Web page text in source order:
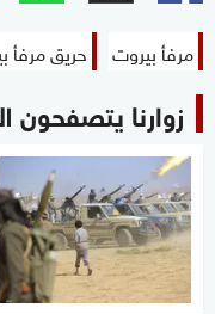
مرفأ بيروت حريق مرفأ
زوارنا يتصفحون